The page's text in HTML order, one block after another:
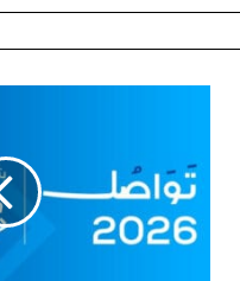
انطلاق
فعاليات
منتدى
"تواصل